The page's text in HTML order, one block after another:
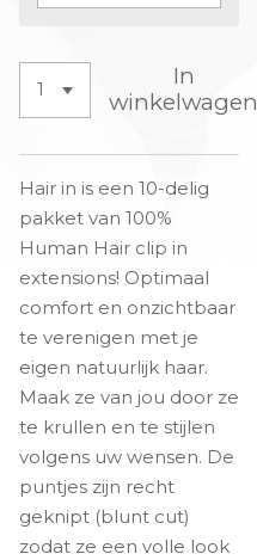
In
Hair in is een 10-delig
pakket van 100%
Human Hair clip in
extensions! Optimaal
comfort en onzichtbaar
te verenigen met je
eigen natuurlijk haar.
Maak ze van jou door ze
te krullen en te stijlen
volgens uw wensen. De
puntjes zijn recht
geknipt (blunt cut)
zodat ze een volle look